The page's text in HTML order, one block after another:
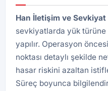
Han İletişim ve Sevkiyat
sevkiyatlarda yük türüne
yapılır. Operasyon
noktası detaylı şekilde
hasar riskini azaltan
Süreç boyunca